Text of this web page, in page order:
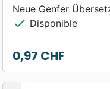
Neue Genfer
check Disponible
Prix
0,97 CHF